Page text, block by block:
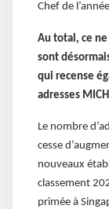
Chef de l’année
Au total, ce
sont
qui recense
adresses
Le nombre
cesse
nouveaux
classement
primée à